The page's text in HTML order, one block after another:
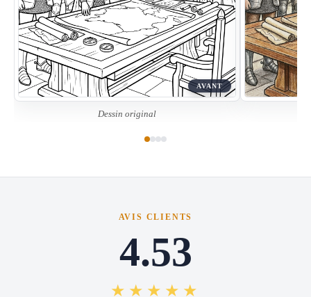
AVANT
Dessin original
AVIS CLIENTS
4.53
★★★★★